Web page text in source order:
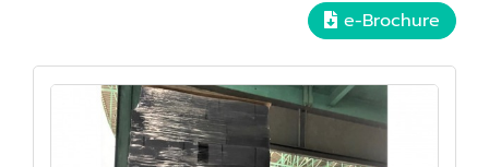
e-Brochure